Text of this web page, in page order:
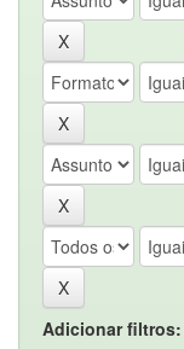
Adicionar filtros: